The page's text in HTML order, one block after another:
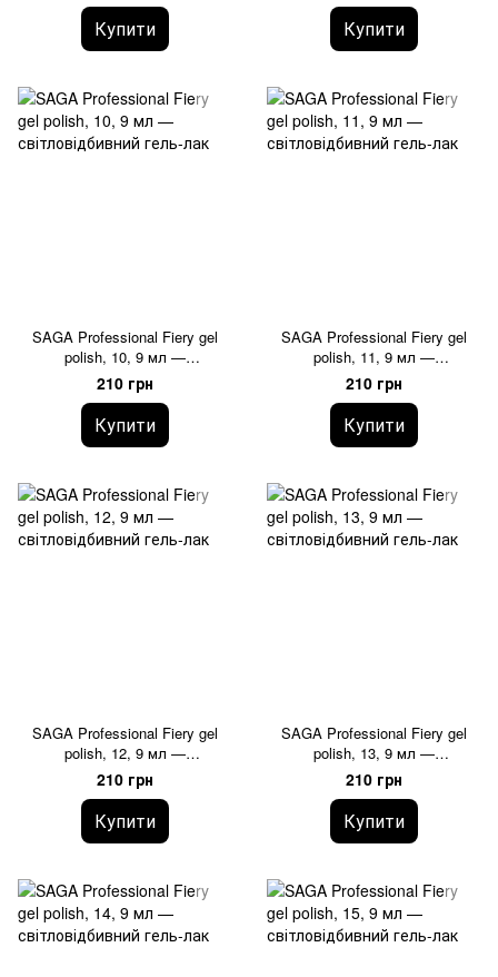
Купити Купити
SAGA Professional Fiery gel
polish, 10, 9 мл —
світловідбивний гель-лак
210 грн
Купити
SAGA Professional Fiery gel
polish, 11, 9 мл —
світловідбивний гель-лак
210 грн
Купити
SAGA Professional Fiery gel
polish, 12, 9 мл —
світловідбивний гель-лак
210 грн
Купити
SAGA Professional Fiery gel
polish, 13, 9 мл —
світловідбивний гель-лак
210 грн
Купити